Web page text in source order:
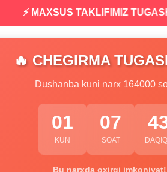
⚡ MAXSUS TAKLIFIMIZ
🔥 CHEGIRMA
Dushanba kuni narx 164000
01
KUN
07
SOAT
Bu narxda oxirgi